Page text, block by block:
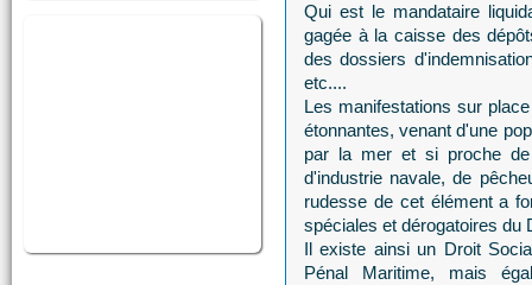
Qui est le mandataire
gagée à la caisse des
des dossiers
etc....
Les manifestations sur
étonnantes, venant d'une
par la mer et si proche de
d'industrie navale, de
rudesse de cet élément a
spéciales et dérogatoires du
Il existe ainsi un Droit
Pénal Maritime, mais